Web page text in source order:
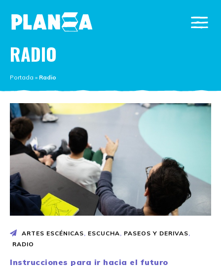
RADIO
Portada » Radio
ARTES ESCÉNICAS, ESCUCHA, PASEOS Y DERIVAS,
RADIO
Instrucciones para ir hacia el futuro